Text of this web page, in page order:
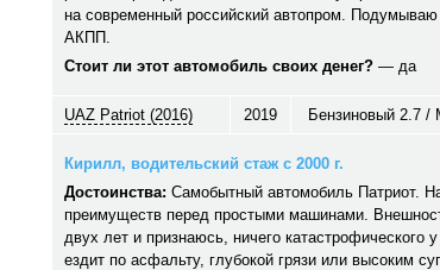
на современный российский автопром.
АКПП.
Стоит ли этот автомобиль своих денег? — да
UAZ Patriot (2016) 2019 Бензиновый 2.7 /
Кирилл, водительский стаж с 2000 г.
Достоинства: Самобытный автомобиль Патриот.
преимуществ перед простыми машинами.
двух лет и признаюсь, ничего катастрофического
ездит по асфальту, глубокой грязи или высоким